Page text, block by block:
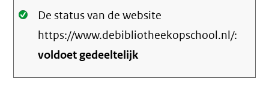
Oké.
De status van de website
https://www.debibliotheekopschool.nl/:
voldoet gedeeltelijk